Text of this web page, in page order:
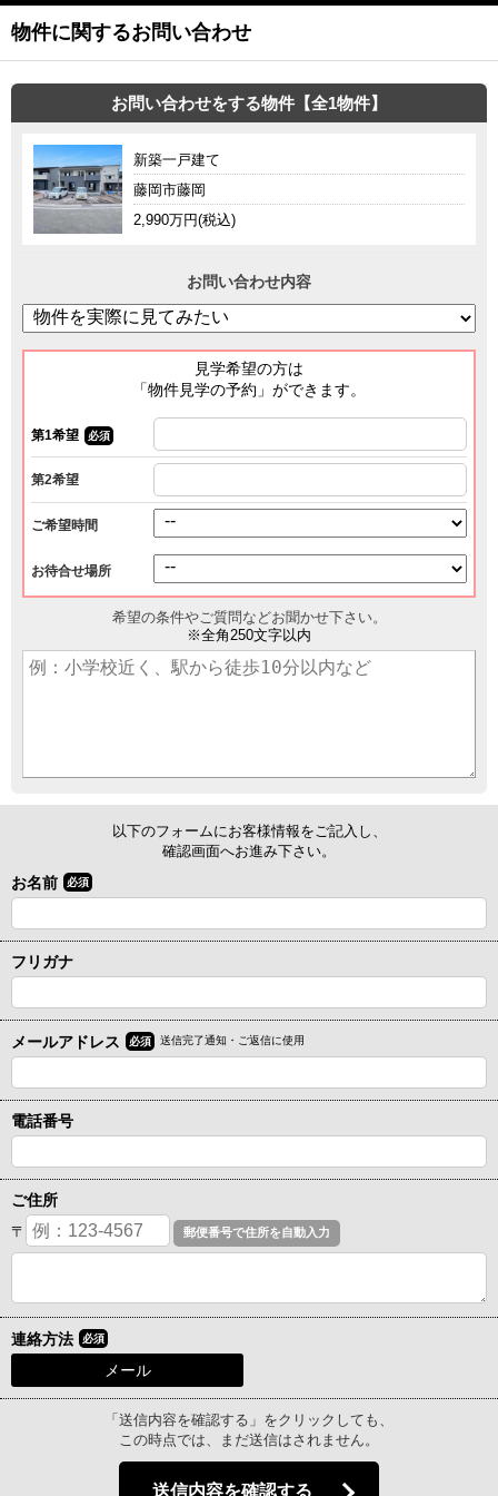
物件に関するお問い合わせ
お問い合わせをする物件【全1物件】
新築一戸建て
藤岡市藤岡
2,990万円(税込)
お問い合わせ内容
見学希望の方は
「物件見学の予約」ができます。
第1希望 必須
第2希望
ご希望時間
お待合せ場所
希望の条件やご質問などお聞かせ下さい。
※全角250文字以内
以下のフォームにお客様情報をご記入し、
確認画面へお進み下さい。
お名前 必須
フリガナ
メールアドレス 必須 送信完了通知・ご返信に使用
電話番号
ご住所
〒
連絡方法 必須
メール
「送信内容を確認する」をクリックしても、
この時点では、まだ送信はされません。
送信内容を確認する